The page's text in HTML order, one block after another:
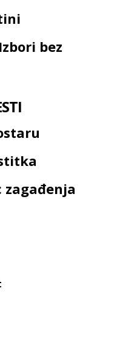
bez
zagađenja